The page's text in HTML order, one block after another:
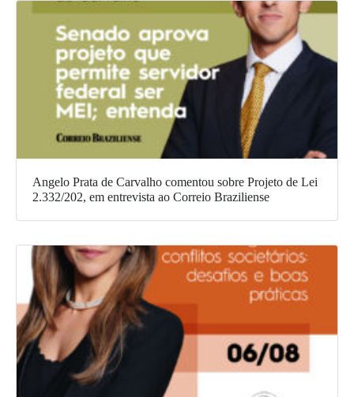
Angelo Prata de Carvalho comentou sobre Projeto de Lei
2.332/202, em entrevista ao Correio Braziliense